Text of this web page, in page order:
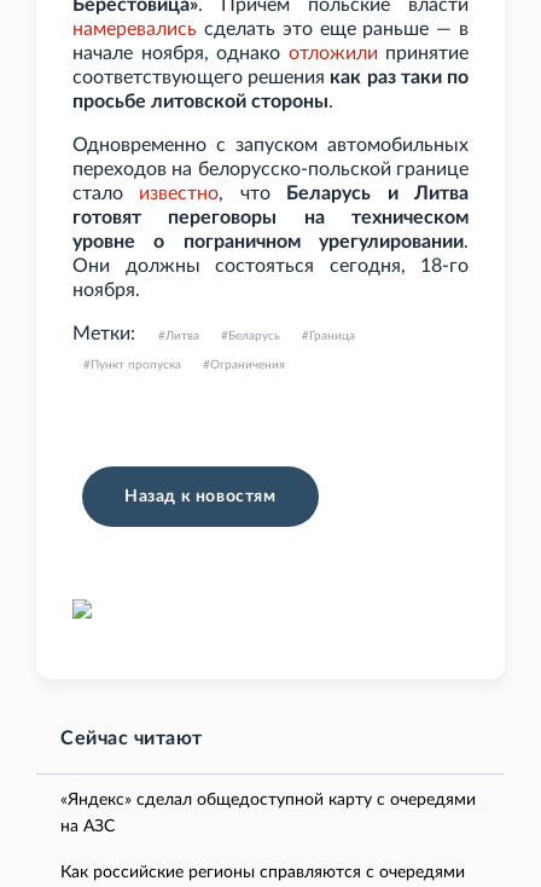
Берестовица». Причем польские власти
намеревались сделать это еще раньше — в
начале ноября, однако отложили принятие
соответствующего решения как раз таки по
просьбе литовской стороны.
Одновременно с запуском автомобильных
переходов на белорусско-польской границе
стало известно, что
Беларусь и Литва
готовят переговоры на техническом
уровне о пограничном урегулировании.
Они должны состояться сегодня, 18-го
ноября.
Метки: Литва Беларусь Граница
Пункт пропуска Ограничения
Назад к новостям
Сейчас читают
«Яндекс» сделал общедоступной карту с очередями
на АЗС
Как российские регионы справляются с очередями